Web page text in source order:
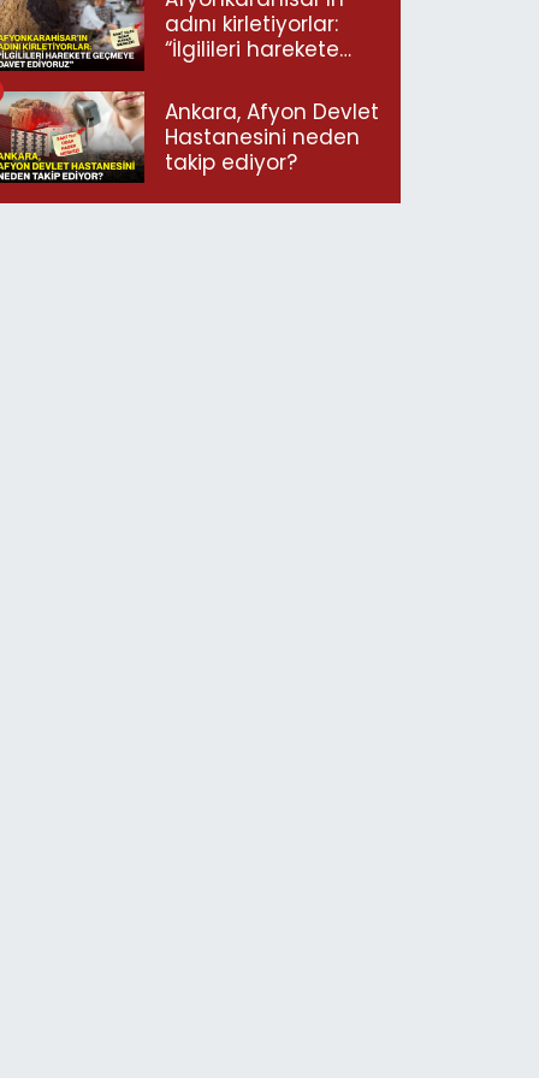
adını kirletiyorlar:
“İlgilileri harekete
ediyoruz”
Ankara, Afyon Devlet
Hastanesini neden
takip ediyor?